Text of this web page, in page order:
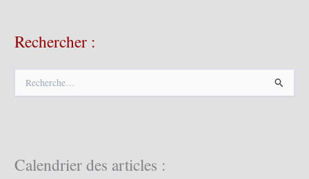
Rechercher :
c
h
Calendrier des articles :